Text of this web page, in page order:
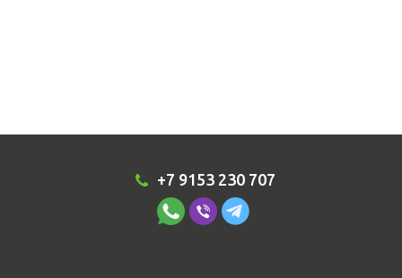
+7 9153 230 707